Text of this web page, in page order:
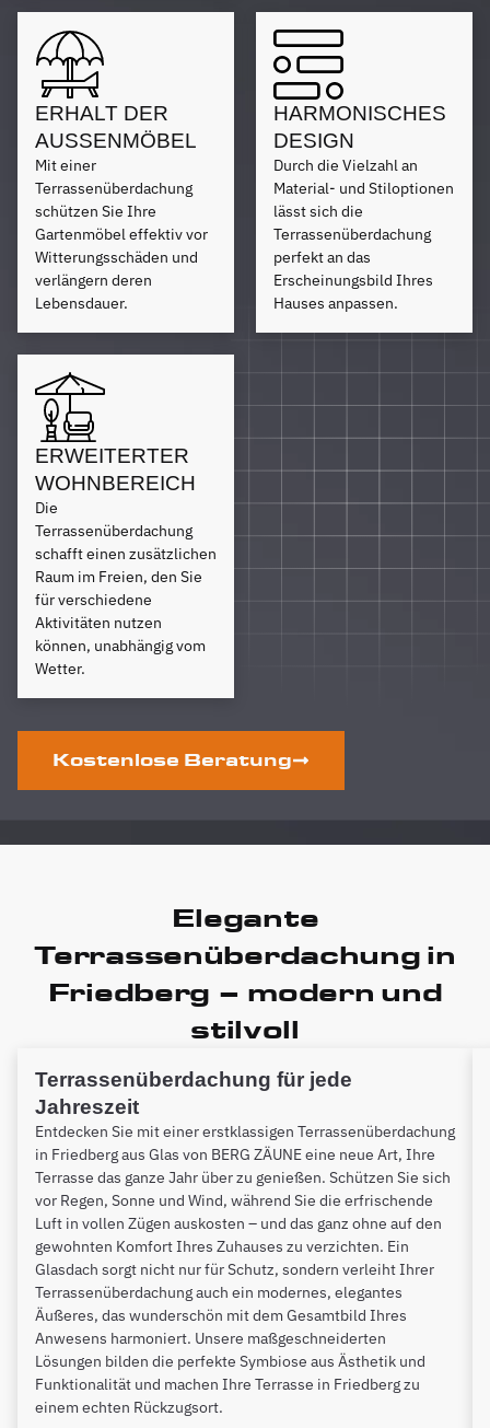
ERHALT DER
AUSSENMÖBEL
Mit einer
Terrassenüberdachung
schützen Sie Ihre
Gartenmöbel effektiv vor
Witterungsschäden und
verlängern deren
Lebensdauer.
HARMONISCHES
DESIGN
Durch die Vielzahl an
Material- und Stiloptionen
lässt sich die
Terrassenüberdachung
perfekt an das
Erscheinungsbild Ihres
Hauses anpassen.
ERWEITERTER
WOHNBEREICH
Die
Terrassenüberdachung
schafft einen zusätzlichen
Raum im Freien, den Sie
für verschiedene
Aktivitäten nutzen
können, unabhängig vom
Wetter.
Kostenlose Beratung
Elegante
Terrassenüberdachung in
Friedberg – modern und
stilvoll
Terrassenüberdachung für jede
Jahreszeit
Entdecken Sie mit einer erstklassigen Terrassenüberdachung
in Friedberg aus Glas von BERG ZÄUNE eine neue Art, Ihre
Terrasse das ganze Jahr über zu genießen. Schützen Sie sich
vor Regen, Sonne und Wind, während Sie die erfrischende
Luft in vollen Zügen auskosten – und das ganz ohne auf den
gewohnten Komfort Ihres Zuhauses zu verzichten. Ein
Glasdach sorgt nicht nur für Schutz, sondern verleiht Ihrer
Terrassenüberdachung auch ein modernes, elegantes
Äußeres, das wunderschön mit dem Gesamtbild Ihres
Anwesens harmoniert. Unsere maßgeschneiderten
Lösungen bilden die perfekte Symbiose aus Ästhetik und
Funktionalität und machen Ihre Terrasse in Friedberg zu
einem echten Rückzugsort.